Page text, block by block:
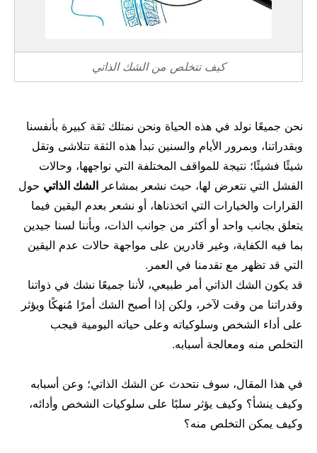
تطوير الذات
سياسة الخصوصية
كيف تتخلص من الشك الذاتي
نحن جميعًا نولد في هذه الحياة ونحن نمتلك ثقة كبيرة بأنفسنا
وبقدراتنا، وبمرور الأيام والسنين تبدأ هذه الثقة تتلاشى وتقل
شيئًا فشيئًا؛ نتيجة للمواقف المختلفة التي نواجهها، وحالات
الفشل التي نتعرض لها، حيث نشعر بمشاعر الشك الذاتي حول
القرارات والخيارات التي اتخذناها، أو نشعر بعدم اليقين فيما
يتعلق بجانب واحد أو أكثر من جوانب الذات، وبأننا لسنا جيدين
بما فيه الكفاية، وغير قادرين على مواجهة حالات عدم اليقين
التي قد تظهر مع تقدمنا في العمر.
قد يكون الشك الذاتي أمر طبيعي، لأننا جميعًا نشك في ذواتنا
وقدراتنا من وقت لآخر، ولكن إذا أصبح الشك أمرًا مُنهكًا ويؤثر
على أداء الشخص وسلوكياته وعلى حياته اليومية فيجب
التخلص منه ومعالجة أسبابه.
في هذا المقال، سوف نتحدث عن الشك الذاتي؛ وعن أسبابه
وكيف ينشأ؟ وكيف يؤثر سلبًا على سلوكيات الشخص وأدائه،
وكيف يمكن التخلص منه؟